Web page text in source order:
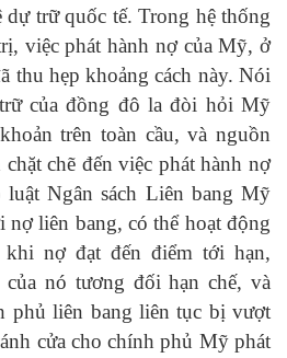
dự trữ quốc tế. Trong hệ thống
việc phát hành nợ của Mỹ, ở
thu hẹp khoảng cách này. Nói
của đồng đô la đòi hỏi Mỹ
trên toàn cầu, và nguồn
chẽ đến việc phát hành nợ
Ngân sách Liên bang Mỹ
nợ liên bang, có thể hoạt động
nợ đạt đến điểm tới hạn,
của nó tương đối hạn chế, và
phủ liên bang liên tục bị vượt
cửa cho chính phủ Mỹ phát